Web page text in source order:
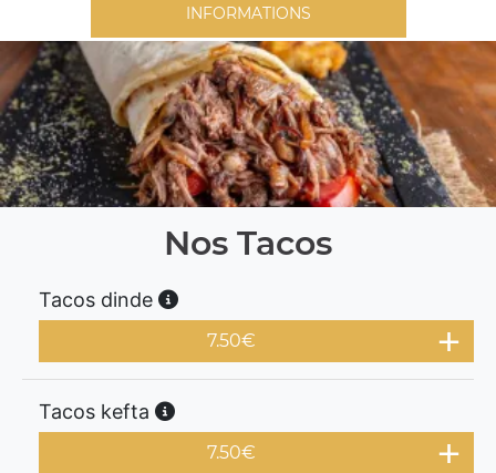
INFORMATIONS
Nos Tacos
Tacos dinde
7.50€
Tacos kefta
7.50€